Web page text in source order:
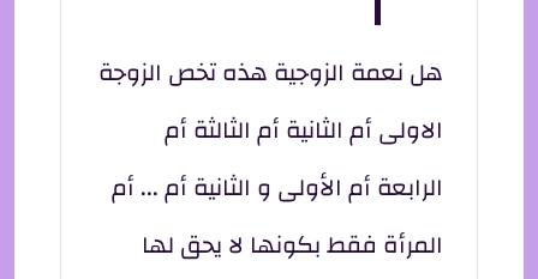
هل نعمة الزوجية هذه تخص الزوجة
الاولى أم الثانية أم الثالثة أم
الرابعة أم الأولى و الثانية أم ... أم
المرأة فقط بكونها لا يحق لها